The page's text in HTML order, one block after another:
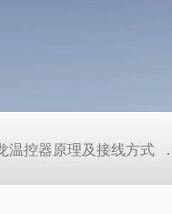
温控器原理及接线方式